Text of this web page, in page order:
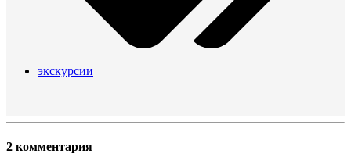
экскурсии
2 комментария